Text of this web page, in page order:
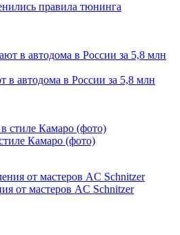
правила тюнинга
автодома в России за 5,8 млн
Камаро (фото)
от мастеров AC Schnitzer